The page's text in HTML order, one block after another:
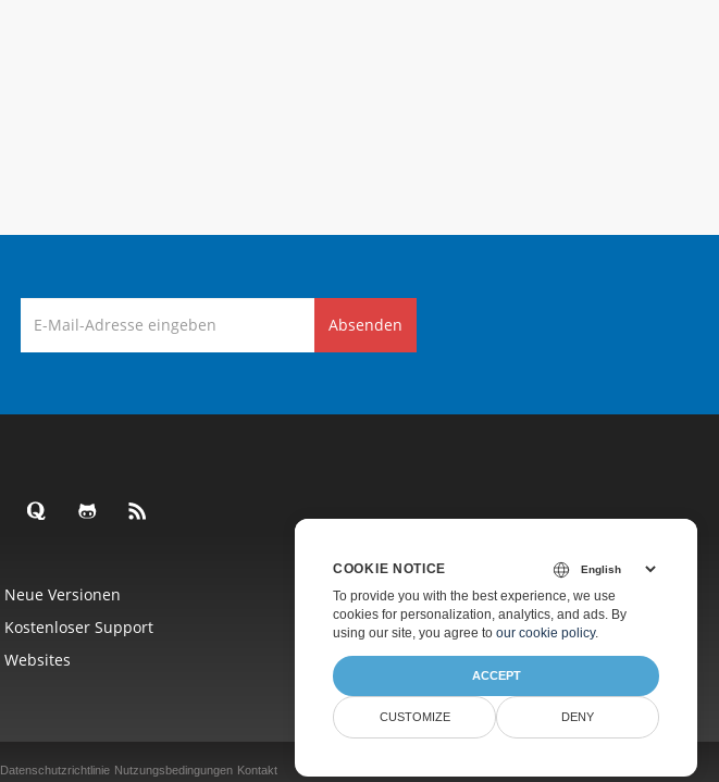
Absenden
Neue Versionen
Preise
Kostenloser Support
Kostenpflichtiger Support
Websites Über Uns
Datenschutzrichtlinie Nutzungsbedingungen Kontakt
COOKIE NOTICE
To provide you with the best experience, we use
cookies for personalization, analytics, and ads. By
using our site, you agree to our cookie policy.
ACCEPT
CUSTOMIZE DENY